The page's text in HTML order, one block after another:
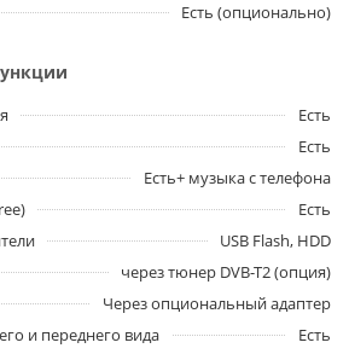
Есть (опционально)
Есть
Есть
Есть+ музыка с телефона
Есть
USB Flash, HDD
через тюнер DVB-T2 (опция)
Через опциональный адаптер
и переднего вида
Есть